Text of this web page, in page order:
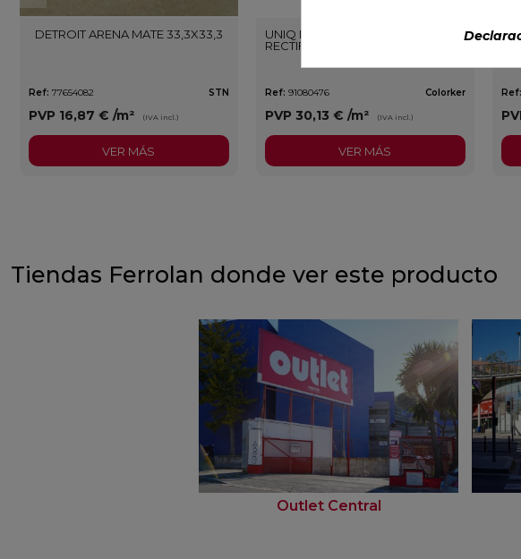
DETROIT ARENA MATE 33,3X33,3
Ref: 77654082 STN
PVP 16,87 € /m² (IVA incl.)
VER MÁS
UNIQ MOON MATE 29,5X59,5
RECTIFICADO
Ref: 91080476 Colorker
PVP 30,13 € /m² (IVA incl.)
VER MÁS
Ref:
Tiendas Ferrolan donde ver este producto
Outlet Central